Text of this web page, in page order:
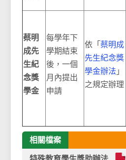
蔡明
成先
生紀
念獎
學金
每學年下
學期結束
後，一個
月內提出
申請
依「蔡明成
先生紀念獎
學金辦法 」
之規定辦理
相關檔案